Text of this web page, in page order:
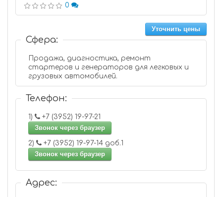
0
Уточнить цены
Сфера:
Продажа, диагностика, ремонт
стартеров и генераторов для легковых и
грузовых автомобилей.
Телефон:
1)
+7 (3952) 19-97-21
Звонок через браузер
2)
+7 (3952) 19-97-14 доб.1
Звонок через браузер
Адрес: